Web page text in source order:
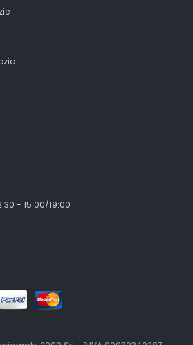
- 15:00/19:00